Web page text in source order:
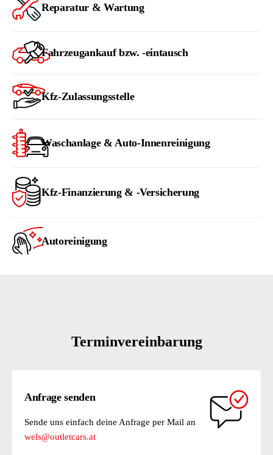
Reparatur & Wartung
Fahrzeugankauf bzw. -eintausch
Kfz-Zulassungsstelle
Waschanlage & Auto-Innenreinigung
Kfz-Finanzierung & -Versicherung
Autoreinigung
Terminvereinbarung
Anfrage senden
Sende uns einfach deine Anfrage per Mail an
wels@outletcars.at